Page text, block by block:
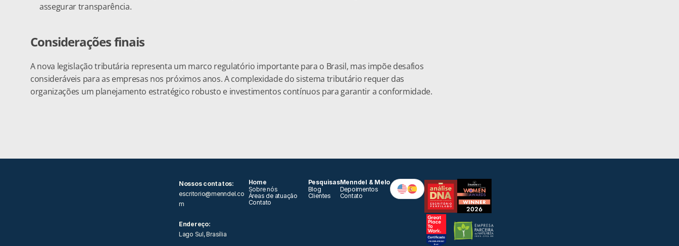
assegurar transparência.
Considerações finais
A nova legislação tributária representa um marco regulatório importante para o Brasil, mas impõe desafios
consideráveis para as empresas nos próximos anos. A complexidade do sistema tributário requer das
organizações um planejamento estratégico robusto e investimentos contínuos para garantir a conformidade.
Nossos contatos:
escritorio@menndel.co
m
Endereço:
Lago Sul, Brasília
Home
Sobre nós
Áreas de atuação
Contato
Pesquisas
Blog
Clientes
Menndel & Melo
Depoimentos
Contato